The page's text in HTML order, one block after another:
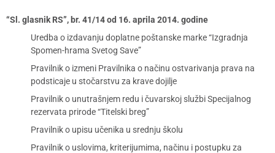
“Sl. glasnik RS”, br. 41/14 od 16. aprila 2014. godine
Uredba o izdavanju doplatne poštanske marke “Izgradnja
Spomen-hrama Svetog Save”
Pravilnik o izmeni Pravilnika o načinu ostvarivanja prava na
podsticaje u stočarstvu za krave dojilje
Pravilnik o unutrašnjem redu i čuvarskoj službi Specijalnog
rezervata prirode “Titelski breg”
Pravilnik o upisu učenika u srednju školu
Pravilnik o uslovima, kriterijumima, načinu i postupku za